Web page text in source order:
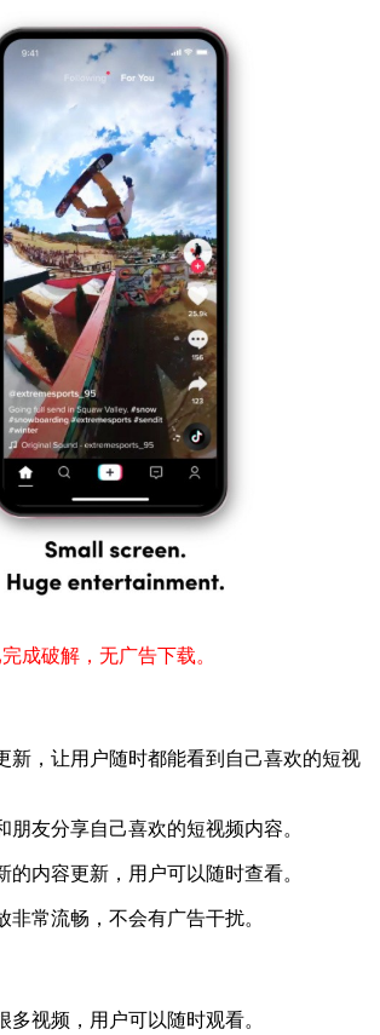
成破解，无广告下载。
，让用户随时都能看到自己喜欢的短视
友分享自己喜欢的短视频内容。
内容更新，用户可以随时查看。
常流畅，不会有广告干扰。
视频，用户可以随时观看。